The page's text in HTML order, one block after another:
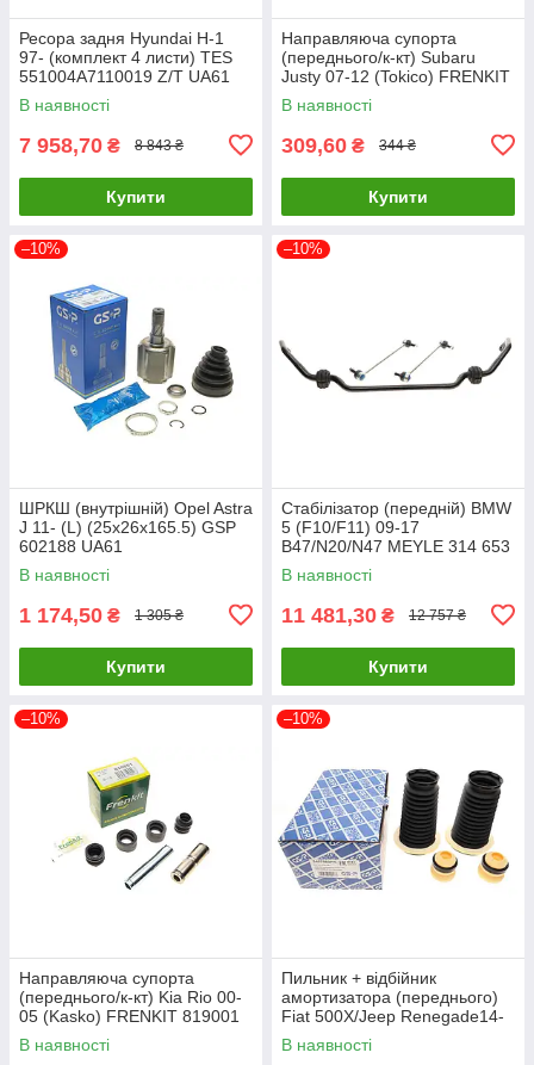
Ресора задня Hyundai H-1
97- (комплект 4 листи) TES
551004A7110019 Z/T UA61
В наявності
7 958,70 ₴ 8 843 ₴
Купити
Направляюча супорта
(переднього/к-кт) Subaru
Justy 07-12 (Tokico) FRENKIT
810145 UA61
В наявності
309,60 ₴ 344 ₴
Купити
–10%
ШРКШ (внутрішній) Opel Astra
J 11- (L) (25x26x165.5) GSP
602188 UA61
В наявності
1 174,50 ₴ 1 305 ₴
Купити
–10%
Стабілізатор (передній) BMW
5 (F10/F11) 09-17
B47/N20/N47 MEYLE 314 653
0015/HD UA61
В наявності
11 481,30 ₴ 12 757 ₴
Купити
–10%
Направляюча супорта
(переднього/к-кт) Kia Rio 00-
05 (Kasko) FRENKIT 819001
UA61
В наявності
–10%
Пильник + відбійник
амортизатора (переднього)
Fiat 500X/Jeep Renegade14-
(к-кт 2шт) GSP 5407950PK
UA61
В наявності